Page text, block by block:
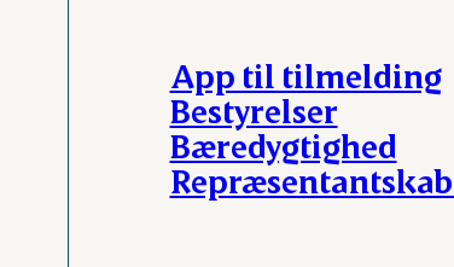
App til tilmelding
Bestyrelser
Bæredygtighed